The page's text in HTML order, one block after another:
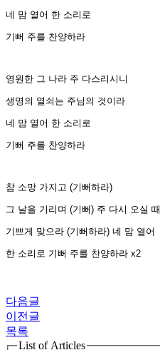
네 맘 열어 한 소리로
기뻐 주를 찬양하라
영원한 그 나라 주 다스리시니
생명의 열쇠는 주님의 것이라
네 맘 열어 한 소리로
기뻐 주를 찬양하라
참 소망 가지고 (기뻐하라)
그 날을 기리며 (기뻐) 주 다시 오실 때
기쁘게 맞으라 (기뻐하라) 네 맘 열어
한 소리로 기뻐 주를 찬양하라 x2
다음글
이전글
목록
List of Articles